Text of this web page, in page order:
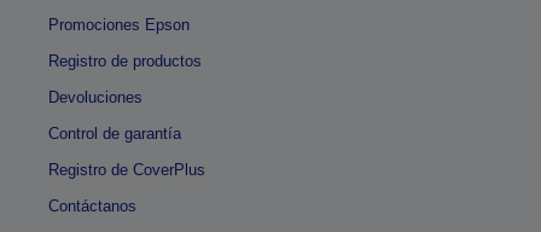
Promociones Epson
Registro de productos
Devoluciones
Control de garantía
Registro de CoverPlus
Contáctanos